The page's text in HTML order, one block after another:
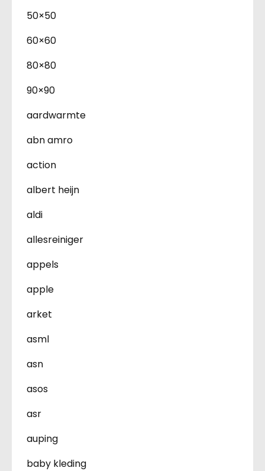
50×50
60×60
80×80
90×90
aardwarmte
abn amro
action
albert heijn
aldi
allesreiniger
appels
apple
arket
asml
asn
asos
asr
auping
baby kleding